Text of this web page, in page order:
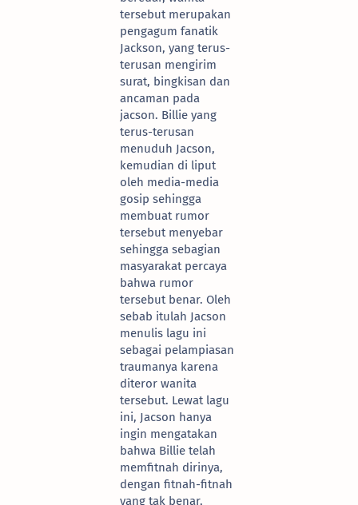
tersebut merupakan
pengagum fanatik
Jackson, yang terus-
terusan mengirim
surat, bingkisan dan
ancaman pada
jacson. Billie yang
terus-terusan
menuduh Jacson,
kemudian di liput
oleh media-media
gosip sehingga
membuat rumor
tersebut menyebar
sehingga sebagian
masyarakat percaya
bahwa rumor
tersebut benar. Oleh
sebab itulah Jacson
menulis lagu ini
sebagai pelampiasan
traumanya karena
diteror wanita
tersebut. Lewat lagu
ini, Jacson hanya
ingin mengatakan
bahwa Billie telah
memfitnah dirinya,
dengan fitnah-fitnah
yang tak benar,